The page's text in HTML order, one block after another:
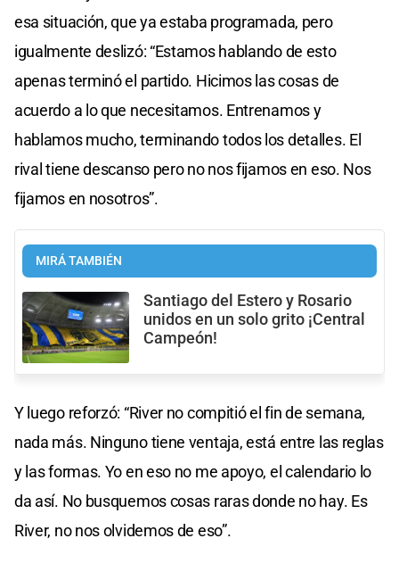
esa situación, que ya estaba programada, pero
igualmente deslizó: “Estamos hablando de esto
apenas terminó el partido. Hicimos las cosas de
acuerdo a lo que necesitamos. Entrenamos y
hablamos mucho, terminando todos los detalles. El
rival tiene descanso pero no nos fijamos en eso. Nos
fijamos en nosotros”.
MIRÁ TAMBIÉN
Santiago del Estero y Rosario
unidos en un solo grito ¡Central
Campeón!
Y luego reforzó: “River no compitió el fin de semana,
nada más. Ninguno tiene ventaja, está entre las reglas
y las formas. Yo en eso no me apoyo, el calendario lo
da así. No busquemos cosas raras donde no hay. Es
River, no nos olvidemos de eso”.